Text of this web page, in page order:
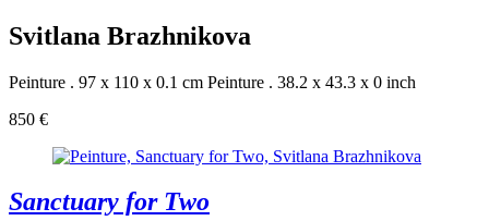
Svitlana Brazhnikova
Peinture . 97 x 110 x 0.1 cm Peinture . 38.2 x 43.3 x 0 inch
850 €
Sanctuary for Two